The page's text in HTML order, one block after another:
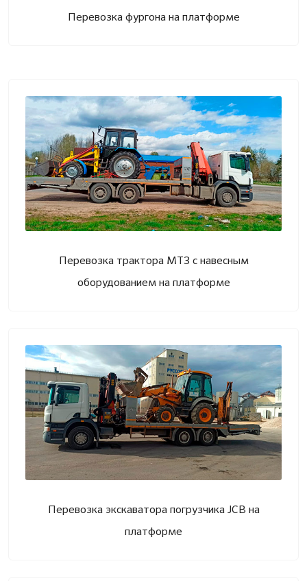
Перевозка фургона на платформе
Перевозка трактора МТЗ с навесным
оборудованием на платформе
Перевозка экскаватора погрузчика JCB на
платформе